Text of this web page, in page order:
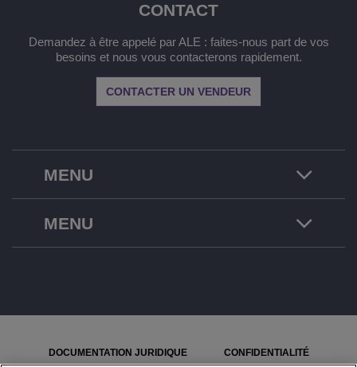
MENU
CONTACT
Demandez à être appelé par ALE : faites-nous part de vos
besoins et nous vous contacterons rapidement.
CONTACTER UN VENDEUR
MENU
DOCUMENTATION JURIDIQUE CONFIDENTIALITÉ